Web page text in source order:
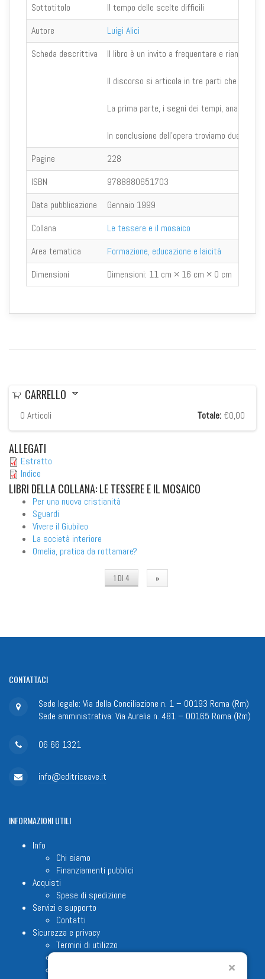
Sottotitolo
Il tempo delle scelte difficili
Autore
Luigi Alici
Scheda descrittiva
Il libro è un invito a frequentare e rianimare
Il discorso si articola in tre parti che
La prima parte, i segni dei tempi, analizza
In conclusione dell'opera troviamo due
Pagine
228
ISBN
9788880651703
Data pubblicazione
Gennaio 1999
Collana
Le tessere e il mosaico
Area tematica
Formazione, educazione e laicità
Dimensioni
Dimensioni: 11 cm × 16 cm × 0 cm
CARRELLO
0 Articoli Totale: €0,00
ALLEGATI
Estratto
Indice
LIBRI DELLA COLLANA: LE TESSERE E IL MOSAICO
Per una nuova cristianità
Sguardi
Vivere il Giubileo
La società interiore
Omelia, pratica da rottamare?
1 DI 4 »
CONTATTACI
Sede legale: Via della Conciliazione n. 1 – 00193 Roma (Rm)
Sede amministrativa: Via Aurelia n. 481 – 00165 Roma (Rm)
06 66 1321
info@editriceave.it
INFORMAZIONIUTILI
Info
Chi siamo
Finanziamenti pubblici
Acquisti
Spese di spedizione
Servizi e supporto
Contatti
Sicurezza e privacy
Termini di utilizzo